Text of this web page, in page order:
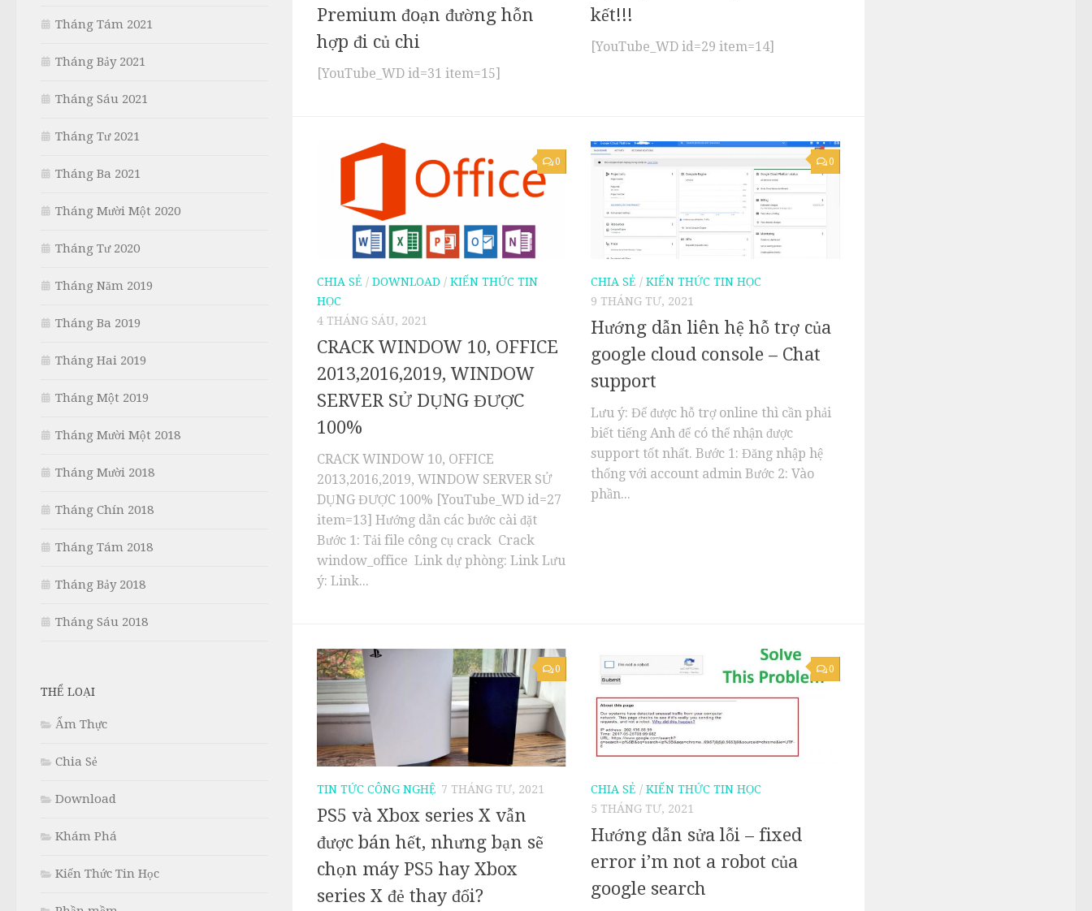
Premium đoạn đường hỗn
hợp đi củ chi
[YouTube_WD id=31 item=15]
kết!!!
[YouTube_WD id=29 item=14]
0
CHIA SẺ / DOWNLOAD / KIẾN THỨC TIN
HỌC
4 THÁNG SÁU, 2021
CRACK WINDOW 10, OFFICE
2013,2016,2019, WINDOW
SERVER SỬ DỤNG ĐƯỢC
100%
CRACK WINDOW 10, OFFICE
2013,2016,2019, WINDOW SERVER SỬ
DỤNG ĐƯỢC 100% [YouTube_WD id=27
item=13] Hướng dẫn các bước cài đặt
Bước 1: Tải file công cụ crack Crack
window_office Link dự phòng: Link Lưu
ý: Link...
0
CHIA SẺ / KIẾN THỨC TIN HỌC
9 THÁNG TƯ, 2021
Hướng dẫn liên hệ hỗ trợ của
google cloud console – Chat
support
Lưu ý: Để được hỗ trợ online thì cần phải
biết tiếng Anh để có thể nhận được
support tốt nhất. Bước 1: Đăng nhập hệ
thống với account admin Bước 2: Vào
phần...
0
TIN TỨC CÔNG NGHỆ 7 THÁNG TƯ, 2021
PS5 và Xbox series X vẫn
được bán hết, nhưng bạn sẽ
chọn máy PS5 hay Xbox
series X đẻ thay đổi?
0
CHIA SẺ / KIẾN THỨC TIN HỌC
5 THÁNG TƯ, 2021
Hướng dẫn sửa lỗi – fixed
error i’m not a robot của
google search
Tháng Tám 2021
Tháng Bảy 2021
Tháng Sáu 2021
Tháng Tư 2021
Tháng Ba 2021
Tháng Mười Một 2020
Tháng Tư 2020
Tháng Năm 2019
Tháng Ba 2019
Tháng Hai 2019
Tháng Một 2019
Tháng Mười Một 2018
Tháng Mười 2018
Tháng Chín 2018
Tháng Tám 2018
Tháng Bảy 2018
Tháng Sáu 2018
THỂ LOẠI
Ẩm Thực
Chia Sẻ
Download
Khám Phá
Kiến Thức Tin Học